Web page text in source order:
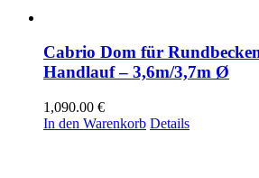
Cabrio Dom für
Handlauf – 3,6m/3,7m Ø
1,090.00 €
In den Warenkorb Details